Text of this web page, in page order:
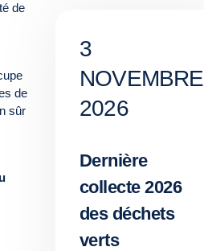
de
de
sûr
3
NOVEMBRE
2026
Dernière
collecte 2026
des déchets
verts